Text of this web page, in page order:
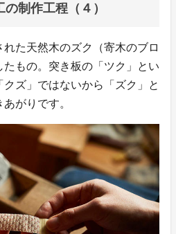
制作工程（４）
た天然木のズク（寄木のブロ
たもの。突き板の「ツク」とい
ズ」ではないから「ズク」と
がりです。